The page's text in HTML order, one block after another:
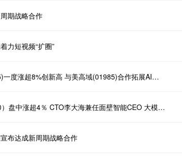
期战略合作
力短视频“扩圈”
港股异动 | 声通科技(02495)一度涨超8%创新高 与美高域(01985)合作拓展AI业务
港股异动｜知乎-W（02390）盘中涨超4％ CTO李大海兼任面壁智能CEO 大模型研发加速
布达成新周期战略合作